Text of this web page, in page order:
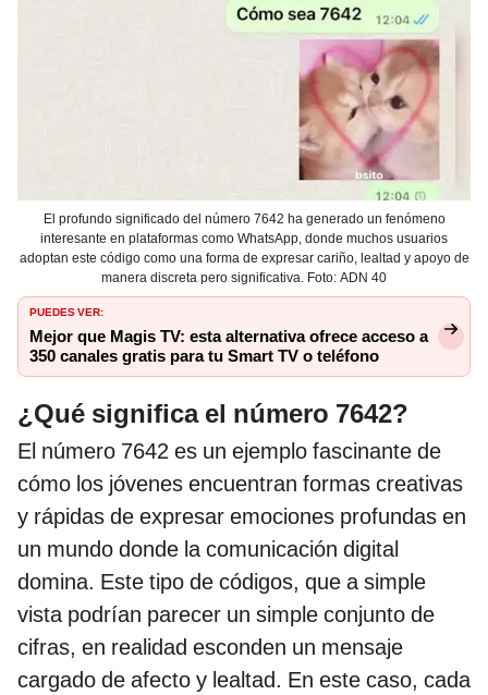
El profundo significado del número 7642 ha generado un fenómeno
interesante en plataformas como WhatsApp, donde muchos usuarios
adoptan este código como una forma de expresar cariño, lealtad y apoyo de
manera discreta pero significativa. Foto: ADN 40
PUEDES VER:
Mejor que Magis TV: esta alternativa ofrece acceso a
350 canales gratis para tu Smart TV o teléfono
¿Qué significa el número 7642?
El número 7642 es un ejemplo fascinante de
cómo los jóvenes encuentran formas creativas
y rápidas de expresar emociones profundas en
un mundo donde la comunicación digital
domina. Este tipo de códigos, que a simple
vista podrían parecer un simple conjunto de
cifras, en realidad esconden un mensaje
cargado de afecto y lealtad. En este caso, cada